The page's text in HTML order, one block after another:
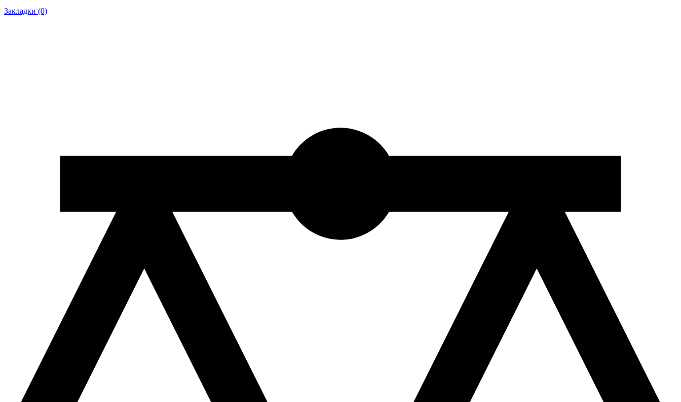
Закладки (0)